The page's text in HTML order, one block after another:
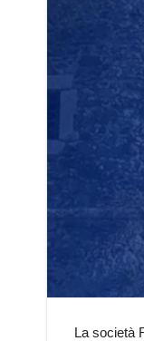
La società